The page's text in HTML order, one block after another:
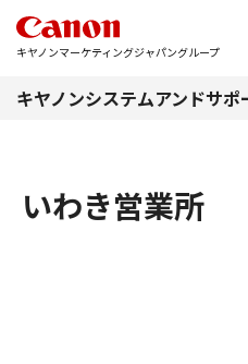
キヤノンマーケティングジャパングループ
キヤノンシステムアンドサ
いわき営業所